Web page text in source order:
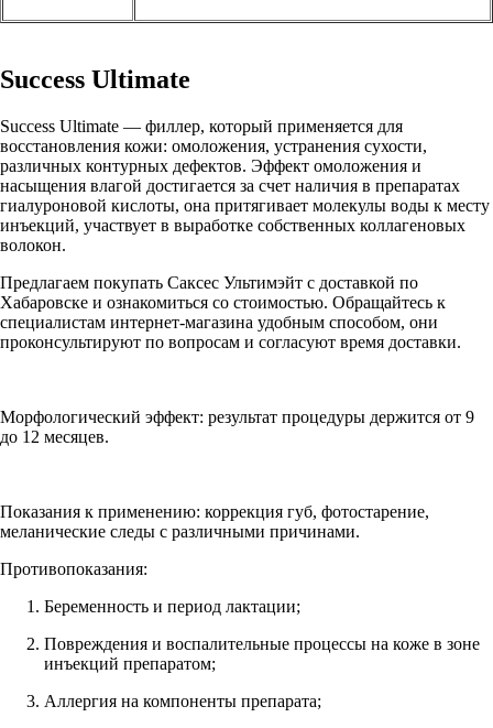
Success Ultimate
Success Ultimate — филлер, который применяется для
восстановления кожи: омоложения, устранения сухости,
различных контурных дефектов. Эффект омоложения и
насыщения влагой достигается за счет наличия в препаратах
гиалуроновой кислоты, она притягивает молекулы воды к месту
инъекций, участвует в выработке собственных коллагеновых
волокон.
Предлагаем покупать Саксес Ультимэйт с доставкой по
Хабаровске и ознакомиться со стоимостью. Обращайтесь к
специалистам интернет-магазина удобным способом, они
проконсультируют по вопросам и согласуют время доставки.
Морфологический эффект: результат процедуры держится от 9
до 12 месяцев.
Показания к применению: коррекция губ, фотостарение,
меланические следы с различными причинами.
Противопоказания:
Беременность и период лактации;
Повреждения и воспалительные процессы на коже в зоне
инъекций препаратом;
Аллергия на компоненты препарата;